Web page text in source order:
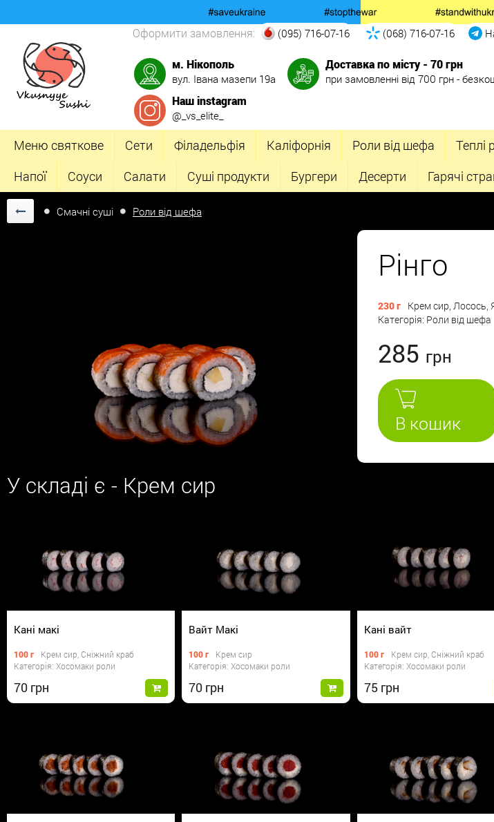
Оформити замовлення: (095) 716-07-16 (068) 716-07-16
м. Нікополь
вул. Івана мазепи 19а
Доставка по місту - 70 грн
при замовленні від 700 грн -
Наш instagram
@_vs_elite_
Меню святкове Сети Філадельфія Каліфорнія Роли від шефа Теплі
Напої
Соуси Салати Суші продукти Бургери Десерти Гарячі
Смачні суші Роли від шефа
Рінго
230 г Крем сир, Лосось,
Категорія: Роли від шефа
285
В кошик
У складі є - Крем сир
Кані макі
100 г
Крем сир, Сніжний краб
Категорія: Хосомаки роли
70
Вайт Макі
100 г
Крем сир
Категорія: Хосомаки роли
70
Кані вайт
100 г
Крем сир, Сніжний краб
Категорія: Хосомаки роли
75